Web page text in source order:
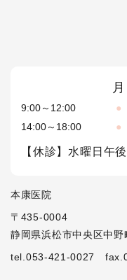
月
9:00～12:00 ●
14:00～18:00
●
【休診】水曜日午
本康医院
〒435-0004
静岡県浜松市中央区中野
tel.053-421-0027